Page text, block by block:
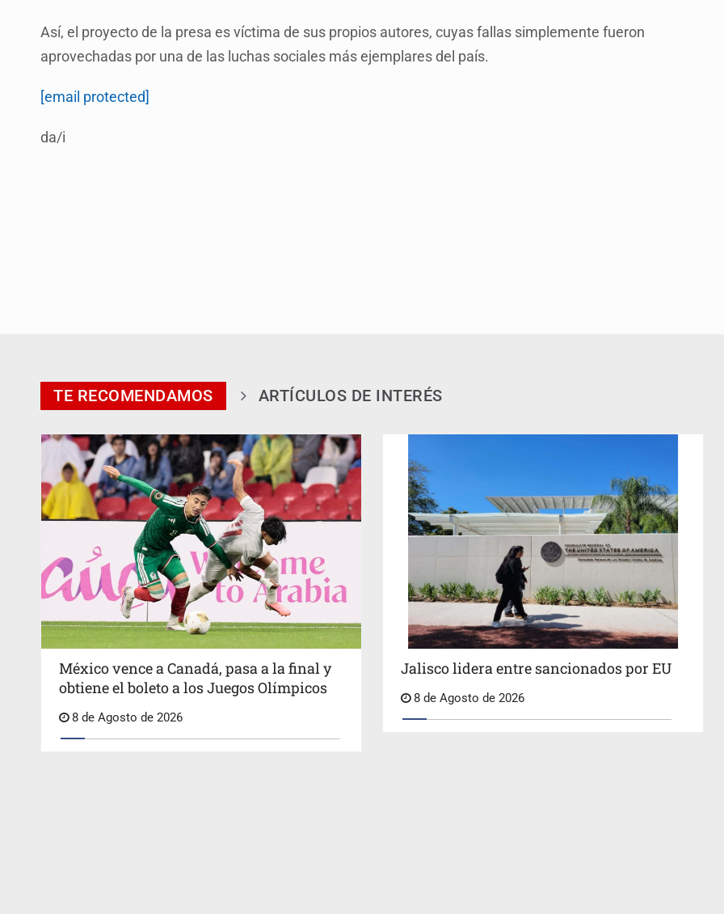
Así, el proyecto de la presa es víctima de sus propios autores, cuyas fallas simplemente fueron
aprovechadas por una de las luchas sociales más ejemplares del país.
[email protected]
da/i
TE RECOMENDAMOS ARTÍCULOS DE INTERÉS
México vence a Canadá, pasa a la final y
obtiene el boleto a los Juegos Olímpicos
8 de Agosto de 2026
Jalisco lidera entre sancionados por EU
8 de Agosto de 2026